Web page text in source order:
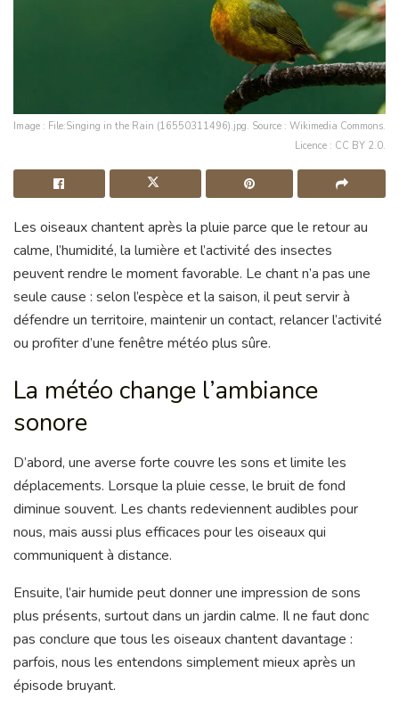
Image : File:Singing in the Rain (16550311496).jpg. Source : Wikimedia Commons.
Licence : CC BY 2.0.
Les oiseaux chantent après la pluie parce que le retour au
calme, l’humidité, la lumière et l’activité des insectes
peuvent rendre le moment favorable. Le chant n’a pas une
seule cause : selon l’espèce et la saison, il peut servir à
défendre un territoire, maintenir un contact, relancer l’activité
ou profiter d’une fenêtre météo plus sûre.
La météo change l’ambiance
sonore
D’abord, une averse forte couvre les sons et limite les
déplacements. Lorsque la pluie cesse, le bruit de fond
diminue souvent. Les chants redeviennent audibles pour
nous, mais aussi plus efficaces pour les oiseaux qui
communiquent à distance.
Ensuite, l’air humide peut donner une impression de sons
plus présents, surtout dans un jardin calme. Il ne faut donc
pas conclure que tous les oiseaux chantent davantage :
parfois, nous les entendons simplement mieux après un
épisode bruyant.